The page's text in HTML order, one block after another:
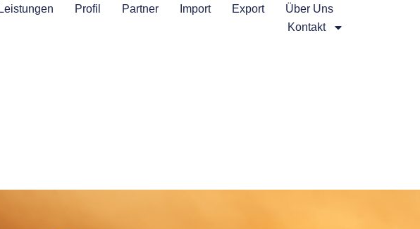
Leistungen Profil Partner Import Export
Über Uns
Kontakt